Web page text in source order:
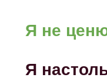
Я не
Я